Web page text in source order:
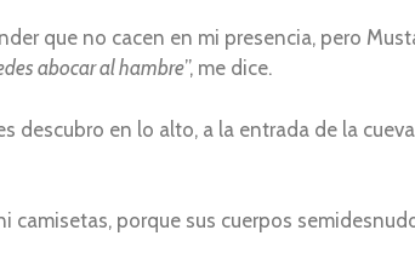
que no cacen en mi presencia, pero
abocar al hambre”, me dice.
descubro en lo alto, a la entrada de la
camisetas, porque sus cuerpos